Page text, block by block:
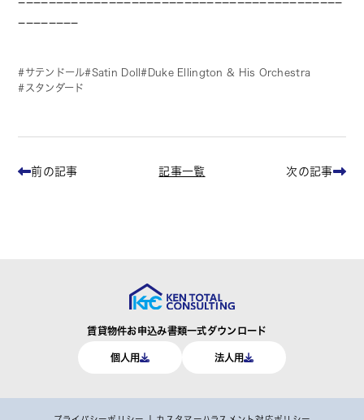
−−−−−−−−
サテンドール Satin Doll
Duke Ellington & His Orchestra
スタンダード
前の記事 記事一覧 次の記事
賃貸物件お申込み書類一式ダウンロード
個人用 法人用